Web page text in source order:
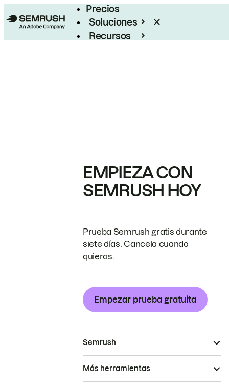
Precios
Soluciones
Recursos
EMPIEZA CON
SEMRUSH HOY
Prueba Semrush gratis durante
siete días. Cancela cuando
quieras.
Empezar prueba gratuita
Semrush
Más herramientas